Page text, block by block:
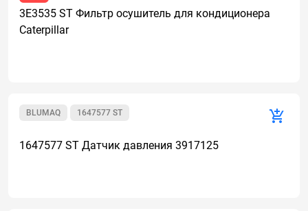
3E3535 ST Фильтр осушитель для кондиционера
Caterpillar
1647577 ST
BLUMAQ
1647577 ST Датчик давления 3917125